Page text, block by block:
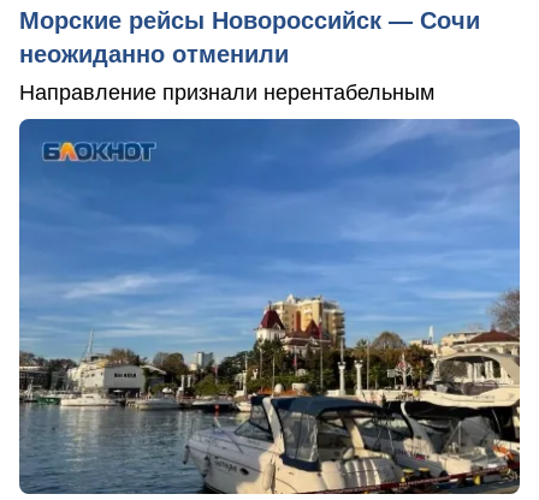
Морские рейсы Новороссийск — Сочи
неожиданно отменили
Направление признали нерентабельным